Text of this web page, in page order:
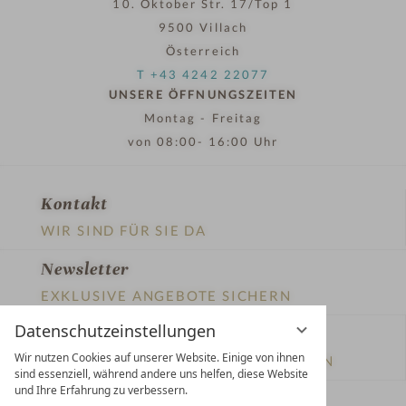
Datenschutzeinstellungen
Wir nutzen Cookies auf unserer Website. Einige von ihnen
sind essenziell, während andere uns helfen, diese Website
und Ihre Erfahrung zu verbessern.
SPA-Auszeit am Hotel Tennerhof
03.06.2026 - 03.10.2026
3 Nächte